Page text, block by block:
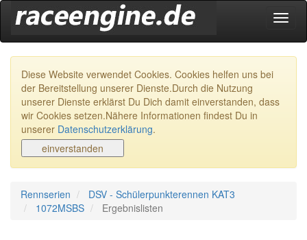
Diese Website verwendet Cookies. Cookies helfen uns bei
der Bereitstellung unserer Dienste.Durch die Nutzung
unserer Dienste erklärst Du Dich damit einverstanden, dass
wir Cookies setzen.Nähere Informationen findest Du in
unserer Datenschutzerklärung.
Rennserien
DSV - Schülerpunkterennen KAT3
1072MSBS
Ergebnislisten